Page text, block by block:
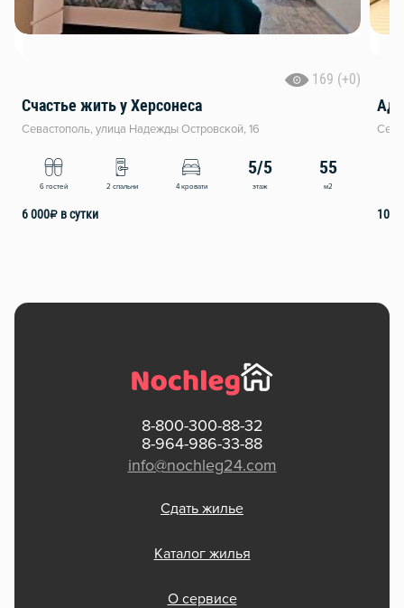
169 (+0)
Счастье жить у Херсонеса
Севастополь, улица Надежды Островской, 16
6 гостей 2 спальни 4 кровати
5/5
этаж
55
м2
6 000₽ в сутки 10
8-800-300-88-32
8-964-986-33-88
info@nochleg24.com
Сдать жилье
Каталог жилья
О сервисе